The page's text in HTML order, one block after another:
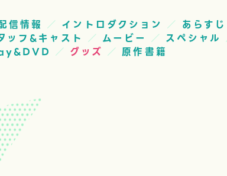
信情報 イントロダクション
あらすじ
ッフ&キャスト ムービー
スペシャル
グッズ 原作書籍